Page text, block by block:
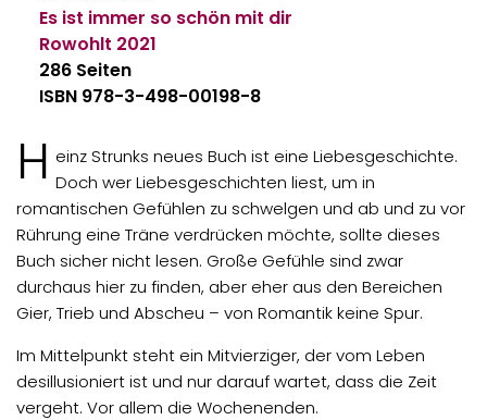
Es ist immer so schön mit dir
Rowohlt 2021
286 Seiten
ISBN 978-3-498-00198-8
H einz Strunks neues Buch ist eine Liebesgeschichte.
Doch wer Liebesgeschichten liest, um in
romantischen Gefühlen zu schwelgen und ab und zu vor
Rührung eine Träne verdrücken möchte, sollte dieses
Buch sicher nicht lesen. Große Gefühle sind zwar
durchaus hier zu finden, aber eher aus den Bereichen
Gier, Trieb und Abscheu – von Romantik keine Spur.
Im Mittelpunkt steht ein Mitvierziger, der vom Leben
desillusioniert ist und nur darauf wartet, dass die Zeit
vergeht. Vor allem die Wochenenden.